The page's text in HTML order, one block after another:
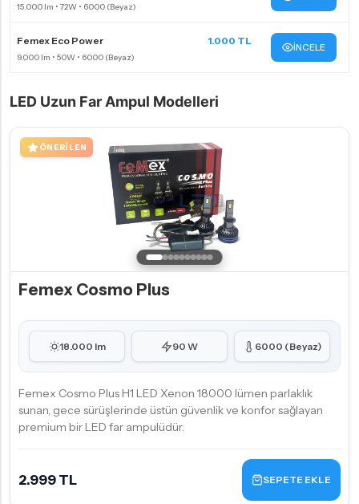
Femex Eco Power 1.000 TL
İNCELE
LED Uzun Far Ampul Modelleri
ÖNERILEN
Femex Cosmo Plus
18.000 lm 90 W 6000 (Beyaz)
Femex Cosmo Plus H1 LED Xenon 18000 lümen parlaklık
sunan, gece sürüşlerinde üstün güvenlik ve konfor sağlayan
premium bir LED far ampulüdür.
2.999 TL SEPETE EKLE